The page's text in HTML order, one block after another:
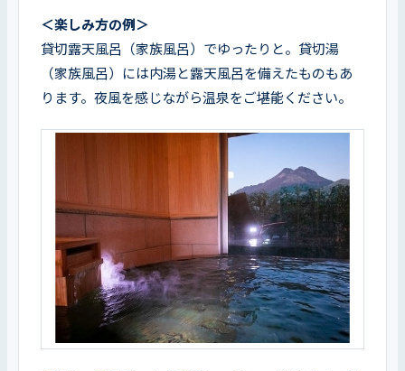
＜楽しみ方の例＞
貸切露天風呂（家族風呂）でゆったりと。貸切湯
（家族風呂）には内湯と露天風呂を備えたものもあ
ります。夜風を感じながら温泉をご堪能ください。